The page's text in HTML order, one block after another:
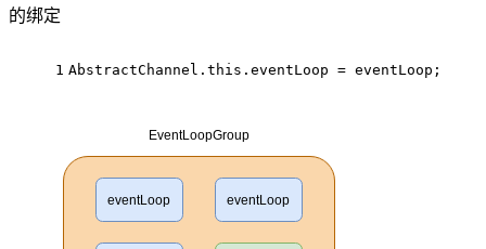
的绑定
1 AbstractChannel. this .eventLoop = eventLoop;